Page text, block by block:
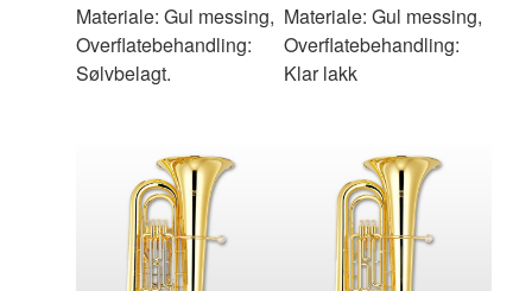
Materiale: Gul messing,
Overflatebehandling:
Sølvbelagt.
Materiale: Gul messing,
Overflatebehandling:
Klar lakk